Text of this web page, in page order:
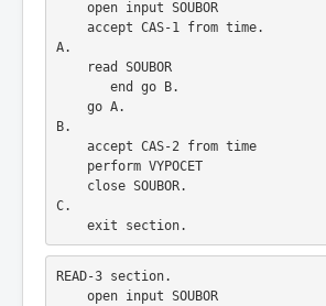
open input SOUBOR
accept CAS-1 from time.
A.
read SOUBOR
end go B.
go A.
B.
accept CAS-2 from time
perform VYPOCET
close SOUBOR.
C.
exit section.
READ-3 section.
    open input SOUBOR